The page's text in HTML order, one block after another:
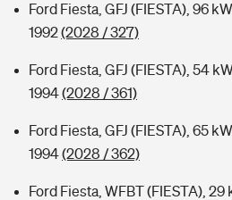
Ford Fiesta, GFJ (FIESTA), 96
1992(2028 / 327)
Ford Fiesta, GFJ (FIESTA), 54
1994(2028 / 361)
Ford Fiesta, GFJ (FIESTA), 65
1994(2028 / 362)
Ford Fiesta, WFBT (FIESTA),